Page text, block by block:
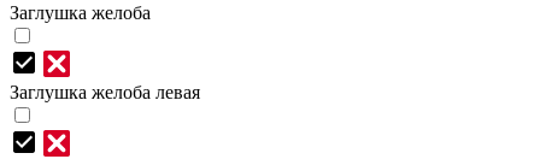
Заглушка желоба
Заглушка желоба левая